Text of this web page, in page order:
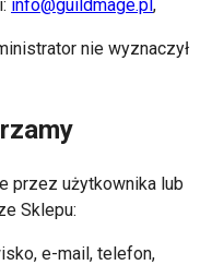
info@guildmage.pl,
nie wyznaczył
przez użytkownika lub
Sklepu:
e-mail, telefon,